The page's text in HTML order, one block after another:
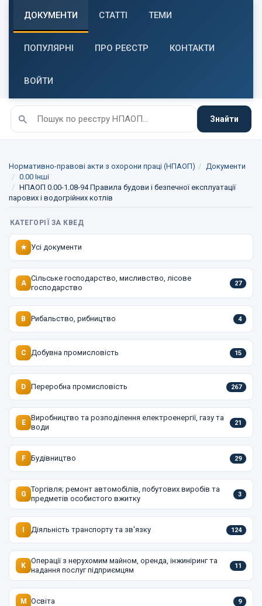
ДОКУМЕНТИ СТАТТІ ТЕМИ
ПОПУЛЯРНІ ПРО РЕЄСТР КОНТАКТИ
ВОЙТИ
Знайти
Нормативно-правові акти з охорони праці (НПАОП)
Документи
0.00 Інші
НПАОП 0.00-1.08-94 Правила будови і безпечної експлуатації
парових і водогрійних котлів
КАТЕГОРІЇ ЗА КВЕД
★ Усі документи
A
Сільське господарство, мисливство, лісове
господарство
27
B Рибальство, рибництво 4
C Добувна промисловість 15
D Переробна промисловість 267
E
Виробництво та розподілення електроенергії, газу та
води
21
F Будівництво 29
G
Торгівля; ремонт автомобілів, побутових виробів та
предметів особистого вжитку
3
I Діяльність транспорту та зв'язку 124
K
Операції з нерухомим майном, оренда, інжиніринг та
надання послуг підприємцям
11
M Освіта 9